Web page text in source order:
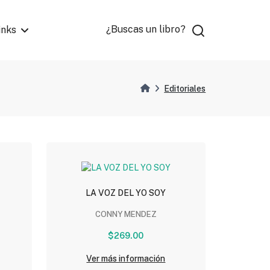
¿Buscas un libro?
Editoriales
LA VOZ DEL YO SOY
CONNY MENDEZ
$269.00
Ver más información